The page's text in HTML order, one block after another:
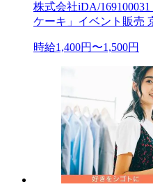
株式会社iDA/
ケーキ」イベント販売
時給1,400円〜1,500円